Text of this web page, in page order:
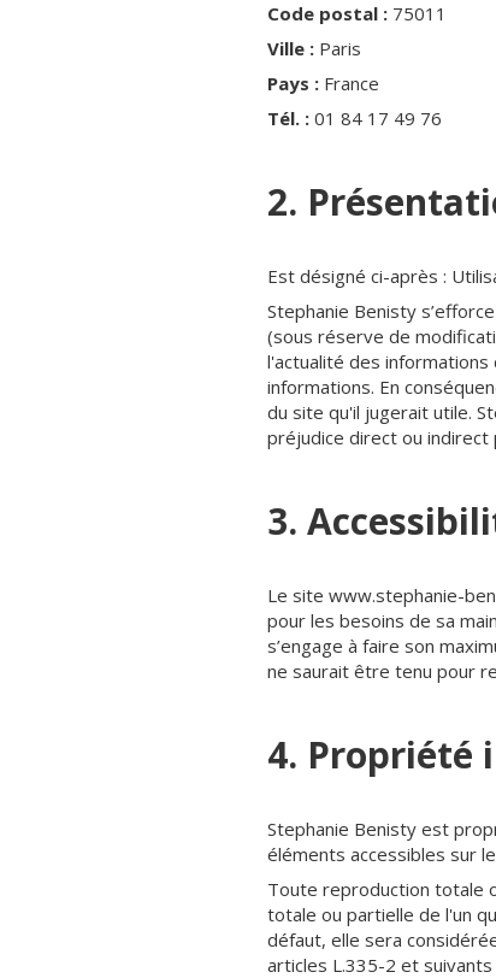
Code postal : 75011
Ville : Paris
Pays : France
Tél. : 01 84 17 49 76
2.
Est désigné ci-après :
Stephanie Benisty
(sous réserve de
l'actualité des
informations. En
du site qu'il jugerait utile.
préjudice direct ou indirect
3.
Le site www.stephanie-
pour les besoins de sa
s’engage à faire son
ne saurait être tenu pour
4. Propriété
Stephanie Benisty est
éléments accessibles sur
Toute reproduction totale
totale ou partielle de l'un
défaut, elle sera
articles L.335-2 et